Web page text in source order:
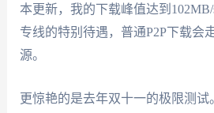
本更新，我的下载峰值达到
专线的特别待遇，普通P2P下载会
源。
更惊艳的是去年双十一的极限测